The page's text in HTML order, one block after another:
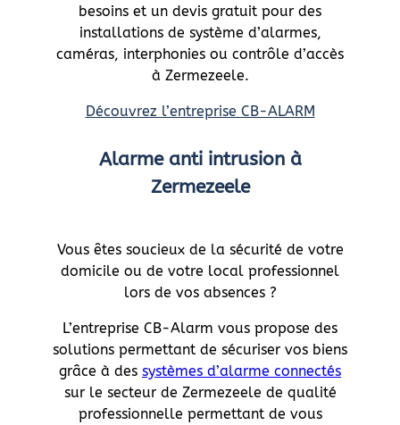
besoins et un devis gratuit pour des
installations de système d’alarmes,
caméras, interphonies ou contrôle d’accès
à Zermezeele.
Découvrez l’entreprise CB-ALARM
Alarme anti intrusion à
Zermezeele
Vous êtes soucieux de la sécurité de votre
domicile ou de votre local professionnel
lors de vos absences ?
L’entreprise CB-Alarm vous propose des
solutions permettant de sécuriser vos biens
grâce à des systèmes d’alarme connectés
sur le secteur de Zermezeele de qualité
professionnelle permettant de vous